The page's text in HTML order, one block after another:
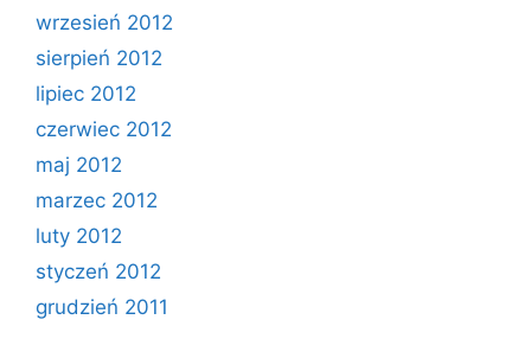
wrzesień 2012
sierpień 2012
lipiec 2012
czerwiec 2012
maj 2012
marzec 2012
luty 2012
styczeń 2012
grudzień 2011